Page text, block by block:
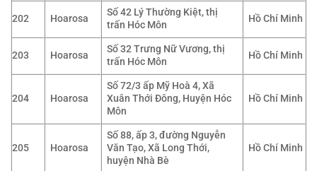
202 Hoarosa
Số 42 Lý Thường Kiệt, thị
trấn Hóc Môn
Hồ Chí Minh
203 Hoarosa
Số 32 Trưng Nữ Vương, thị
trấn Hóc Môn
Hồ Chí Minh
204 Hoarosa
Số 72/3 ấp Mỹ Hoà 4, Xã
Xuân Thới Đông, Huyện Hóc
Môn
Hồ Chí Minh
205 Hoarosa
Số 88, ấp 3, đường Nguyễn
Văn Tạo, Xã Long Thới,
huyện Nhà Bè
Hồ Chí Minh